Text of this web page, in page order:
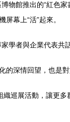
物館推出的“紅色
幕上“活”起來。
學者與企業代表
深情回望，也是
巡展活動，讓更